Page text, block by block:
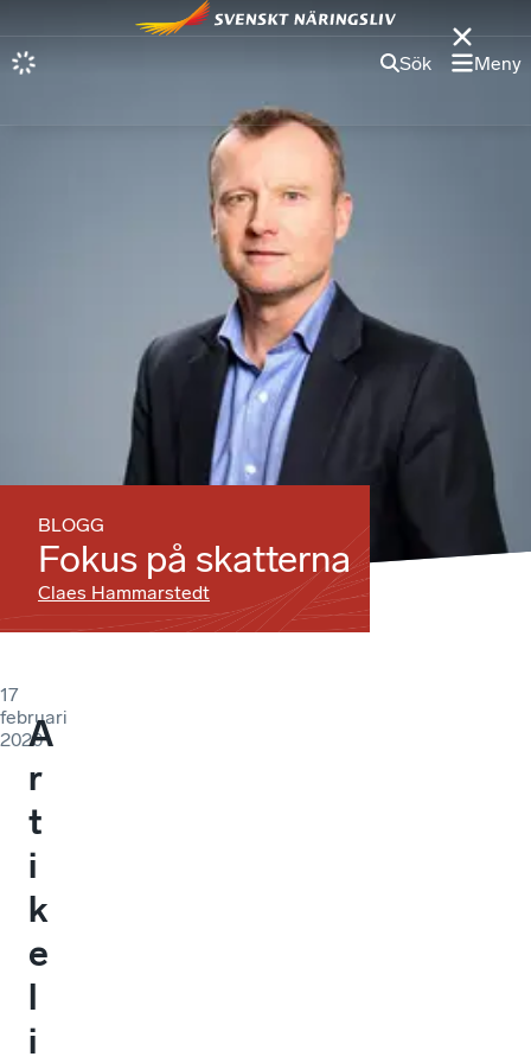
Sök Meny
BLOGG
Fokus på skatterna
Claes Hammarstedt
17
februari
2020A
r
t
i
k
e
l
i